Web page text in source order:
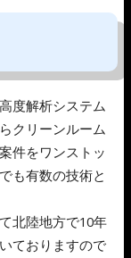
度解析システム
クリーンルーム
件をワンストッ
も有数の技術と
北陸地方で10年
ておりますので